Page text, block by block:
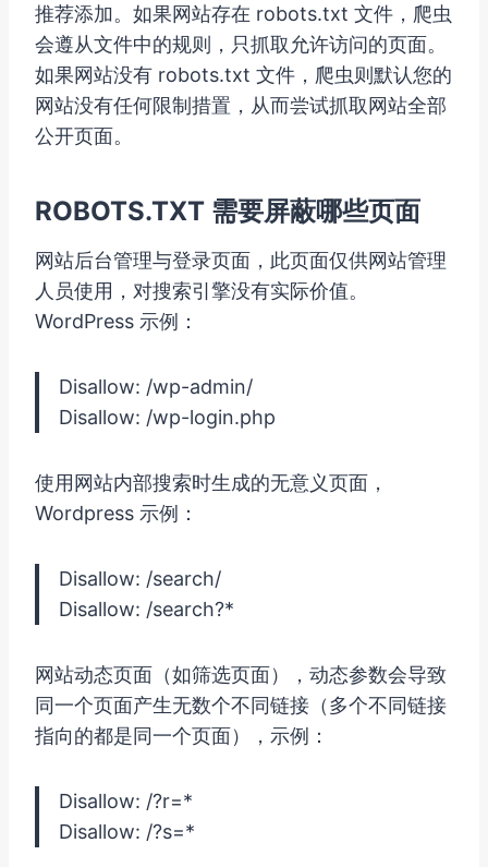
推荐添加。如果网站存在 robots.txt 文件，爬虫
会遵从文件中的规则，只抓取允许访问的页面。
如果网站没有 robots.txt 文件，爬虫则默认您的
网站没有任何限制措置，从而尝试抓取网站全部
公开页面。
ROBOTS.TXT 需要屏蔽哪些页面
网站后台管理与登录页面，此页面仅供网站管理
人员使用，对搜索引擎没有实际价值。
WordPress 示例：
Disallow: /wp-admin/
Disallow: /wp-login.php
使用网站内部搜索时生成的无意义页面，
Wordpress 示例：
Disallow: /search/
Disallow: /search?*
网站动态页面（如筛选页面），动态参数会导致
同一个页面产生无数个不同链接（多个不同链接
指向的都是同一个页面），示例：
Disallow: /?r=*
Disallow: /?s=*